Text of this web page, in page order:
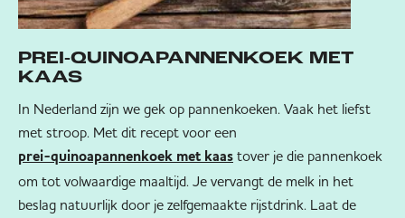
PREI-QUINOAPANNENKOEK MET
KAAS
In Nederland zijn we gek op pannenkoeken. Vaak het liefst
met stroop. Met dit recept voor een
prei-quinoapannenkoek met kaas tover je die pannenkoek
om tot volwaardige maaltijd. Je vervangt de melk in het
beslag natuurlijk door je zelfgemaakte rijstdrink. Laat de